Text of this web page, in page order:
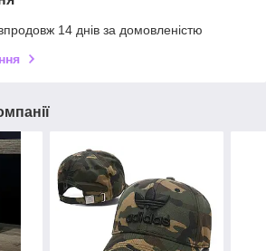
14 днів за домовленістю